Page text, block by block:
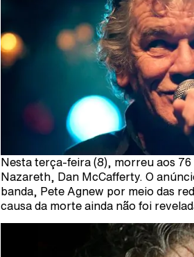
Nesta terça-feira (8), morreu aos
Nazareth, Dan McCafferty. O
banda, Pete Agnew por meio das
causa da morte ainda não foi